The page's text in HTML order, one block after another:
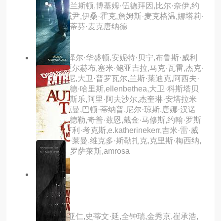
布莱恩·科兰斯顿,博基姆·伍德拜因,比尔·奈伊,约
翰·赵,李威尹,伊桑·霍克,詹姆斯·麦克格温,娜塔莉·
林斯卡,斯蒂芬·麦克唐纳德
主演：丹泽尔·华盛顿,安妮特·贝宁,布鲁斯·威利
斯,托尼·夏尔赫布,塞米·鲍亚吉拉,马克·瓦雷,杰克·
格沃尔特尼,大卫·普罗瓦尔,兰斯·莱迪克,阿西夫·
曼德维,伍德·哈里斯,ellenbethea,大卫·科斯塔贝
尔,格伦凯斯乐,阿里·阿夫沙尔,杰奎琳·安塔拉米
安,本·申克曼,巴顿·蒂纳普,尼尔·琼斯,唐娜·汉诺
威,皮特辛德勒,奇普·兹恩,戴金·马修斯,约翰·罗斯
曼,约翰·亨利·考克斯,e.katherinekerr,吉米·雷·威
克斯,威尔·莱曼,维克多·斯勒扎克,克里斯·梅西纳,
吉尔伯特·罗萨莱斯,amrosa
10.0分 hd
燃烧
主演：刘亚仁,史蒂文·延,全钟瑞,金秀京,崔承浩,